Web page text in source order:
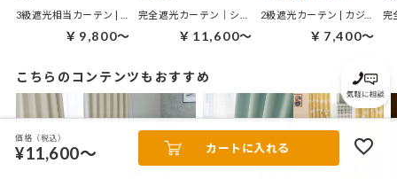
￥9,800～ ￥11,600～
2級遮光カーテン | カジュアル
￥7,400～
こちらのコンテンツもおすすめ
価格（税込）
¥11,600～ カートに入れる